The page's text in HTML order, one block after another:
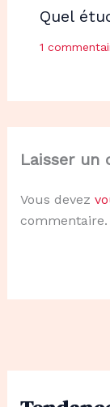
Quel
1
Laisser un
Vous devez
commentaire.